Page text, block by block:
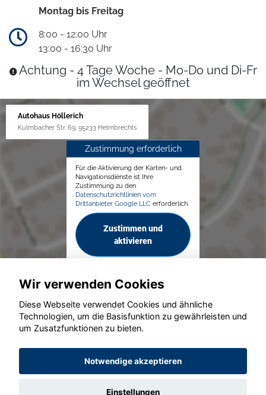
Montag bis Freitag
8:00 - 12:00 Uhr
13:00 - 16:30 Uhr
Achtung - 4 Tage Woche - Mo-Do und Di-Fr
im Wechsel geöffnet
Autohaus Höllerich
Kulmbacher Str. 69, 95233 Helmbrechts
Zustimmung erforderlich
Für die Aktivierung der Karten- und
Navigationsdienste ist Ihre
Zustimmung zu den
Datenschutzrichtlinien vom
Drittanbieter Google LLC erforderlich.
Zustimmen und
aktivieren
© konjunkturmotor.de GmbH 2020 - 2026
Wir verwenden Cookies
Diese Webseite verwendet Cookies und ähnliche
Technologien, um die Basisfunktion zu gewährleisten und
um Zusatzfunktionen zu bieten.
Notwendige akzeptieren
Einstellungen